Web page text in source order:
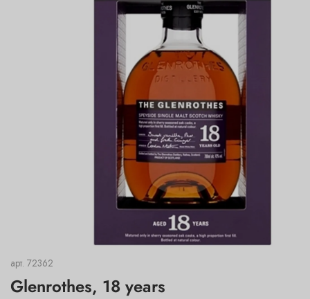
арт. 72362
Glenrothes, 18 years